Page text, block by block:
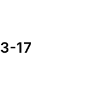
17